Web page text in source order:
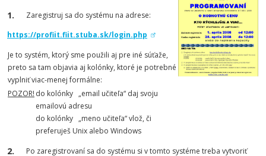
Zaregistruj sa do systému na adrese:
https://profiit.fiit.stuba.sk/login.php
Je to systém, ktorý sme použili aj pre iné súťaže,
preto sa tam objavia aj kolónky, ktoré je potrebné
vyplniť viac-menej formálne:
POZOR! do kolónky „email učiteľa“ daj svoju
emailovú adresu
do kolónky „meno učiteľa“ vlož, či
preferuješ Unix alebo Windows
Po zaregistrovaní sa do systému si v tomto systéme treba vytvoriť